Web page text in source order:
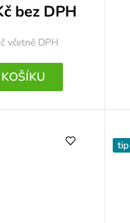
bez DPH
včetně DPH
tip